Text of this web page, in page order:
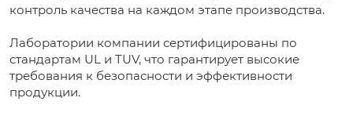
контроль качества на каждом этапе производства.
Лаборатории компании сертифицированы по
стандартам UL и TUV, что гарантирует высокие
требования к безопасности и эффективности
продукции.